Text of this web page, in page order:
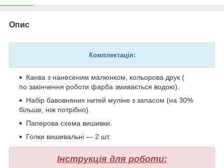
Опис
Комплектація:
Канва з нанесеним малюнком, кольорова друк (
по закінчення роботи фарба змивається водою).
Набір бавовняних нитей муліне з запасом (на 30%
більше, ніж потрібно).
Паперова схема вишивки.
Голки вишивальні — 2 шт.
Інструкція для роботи: